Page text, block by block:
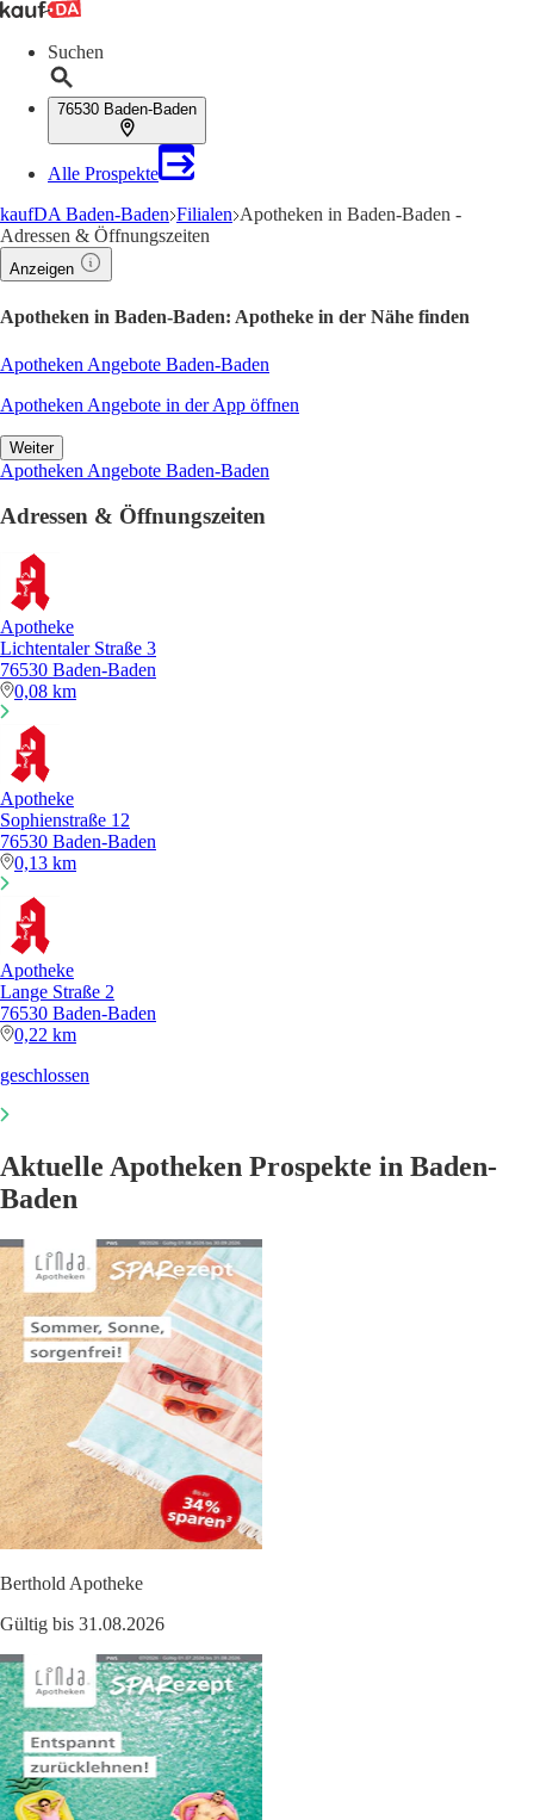
Suchen
76530 Baden-Baden
Alle Prospekte
kaufDA Baden-Baden Filialen Apotheken in Baden-Baden -
Adressen & Öffnungszeiten
Anzeigen
Apotheken in Baden-Baden: Apotheke in der Nähe finden
Apotheken Angebote Baden-Baden
Apotheken Angebote in der App öffnen
Weiter
Apotheken Angebote Baden-Baden
Adressen & Öffnungszeiten
Apotheke
Lichtentaler Straße 3
76530 Baden-Baden
0,08 km
Apotheke
Sophienstraße 12
76530 Baden-Baden
0,13 km
Apotheke
Lange Straße 2
76530 Baden-Baden
0,22 km
geschlossen
Aktuelle Apotheken Prospekte in Baden-
Baden
Berthold Apotheke
Gültig bis 31.08.2026